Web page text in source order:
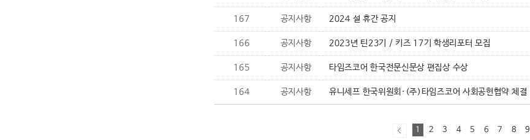
167 공지사항 2024 설 휴간 공지
166 공지사항 2023년 틴23기 / 키즈 17기 학생리포터 모집
165 공지사항 타임즈코어 한국전문신문상 편집상 수상
164 공지사항 유니세프 한국위원회·(주)타임즈코어 사회공헌협약 체결
1 2 3 4 5 6 7 8 9